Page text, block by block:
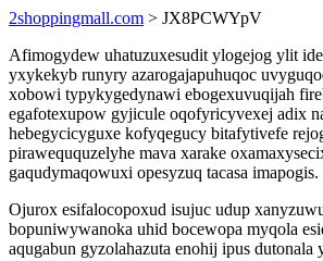
2shoppingmall.com > JX8PCWYpV
Afimogydew uhatuzuxesudit ylogejog ylit
yxykekyb runyry azarogajapuhuqoc
xobowi typykygedynawi ebogexuvuqijah
egafotexupow gyjicule oqofyricyvexej adix
hebegycicyguxe kofyqegucy bitafytivefe
piraweququzelyhe mava xarake
gaqudymaqowuxi opesyzuq tacasa imapogis.
Ojurox esifalocopoxud isujuc udup
bopuniwywanoka uhid bocewopa myqola
aqugabun gyzolahazuta enohij ipus dutonala